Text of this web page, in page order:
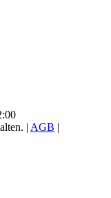
| AGB |